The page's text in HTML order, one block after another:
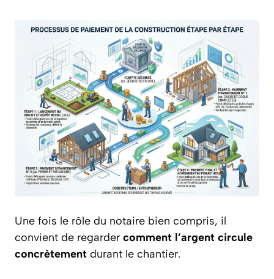
Une fois le rôle du notaire bien compris, il
convient de regarder comment l’argent circule
concrètement durant le chantier.